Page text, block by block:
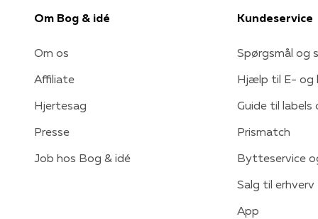
Om Bog & idé
Om os
Affiliate
Hjertesag
Presse
Job hos Bog & idé
Kundeservice
Spørgsmål og
Hjælp til E- og
Guide til
Prismatch
Bytteservice
Salg til erhverv
App